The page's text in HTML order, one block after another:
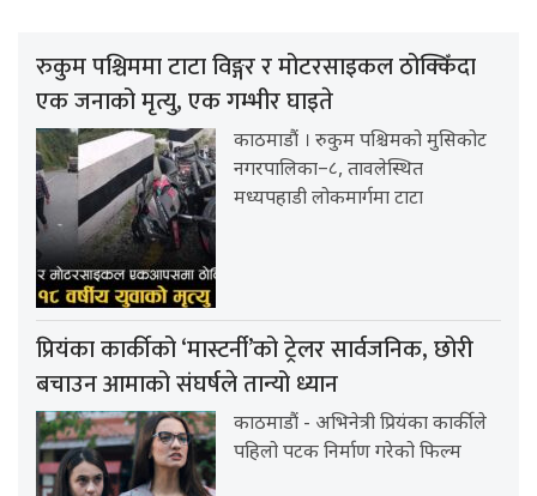
रुकुम पश्चिममा टाटा विङ्गर र मोटरसाइकल ठोक्किँदा
एक जनाको मृत्यु, एक गम्भीर घाइते
काठमाडौं । रुकुम पश्चिमको मुसिकोट
नगरपालिका–८, तावलेस्थित
मध्यपहाडी लोकमार्गमा टाटा
प्रियंका कार्कीको ‘मास्टर्नी’को ट्रेलर सार्वजनिक, छोरी
बचाउन आमाको संघर्षले तान्यो ध्यान
काठमाडौं - अभिनेत्री प्रियंका कार्कीले
पहिलो पटक निर्माण गरेको फिल्म